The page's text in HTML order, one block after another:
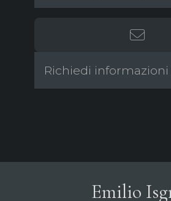
Richiedi informazioni
Emilio